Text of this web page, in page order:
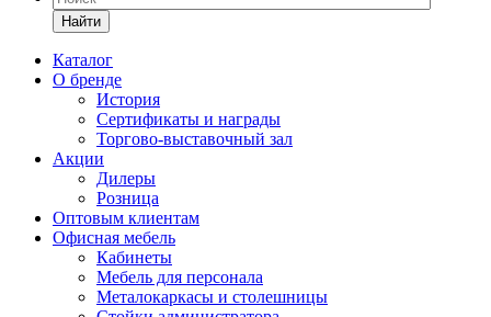
Найти
Каталог
О бренде
История
Сертификаты и награды
Торгово-выставочный зал
Акции
Дилеры
Розница
Оптовым клиентам
Офисная мебель
Кабинеты
Мебель для персонала
Металокаркасы и столешницы